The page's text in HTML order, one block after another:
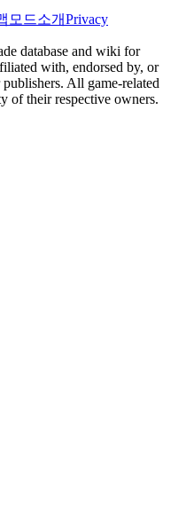
모드소개Privacy
database and wiki for
with, endorsed by, or
All game-related
of their respective owners.